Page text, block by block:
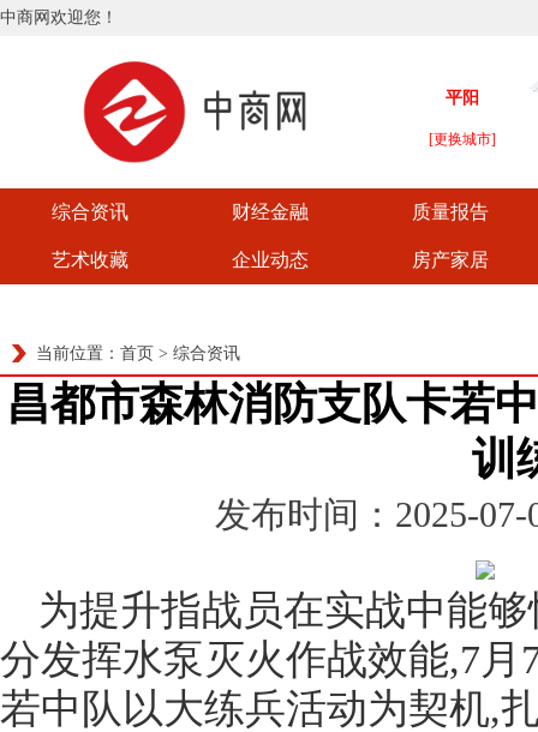
中商网欢迎您！
综合资讯 财经金融 质量报告
艺术收藏 企业动态 房产家居
当前位置： 首页 > 综合资讯
昌都市森林消防支队卡若
训
发布时间：2025-
为提升指战员在实战中能
分发挥水泵灭火作战效能,7
若中队以大练兵活动为契机,